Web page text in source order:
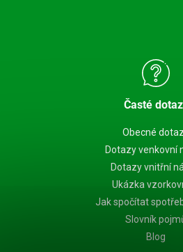
Časté
Obecné
Dotazy venkovní
Dotazy vnitřní
Ukázka
Jak spočítat
Slovník
Blog